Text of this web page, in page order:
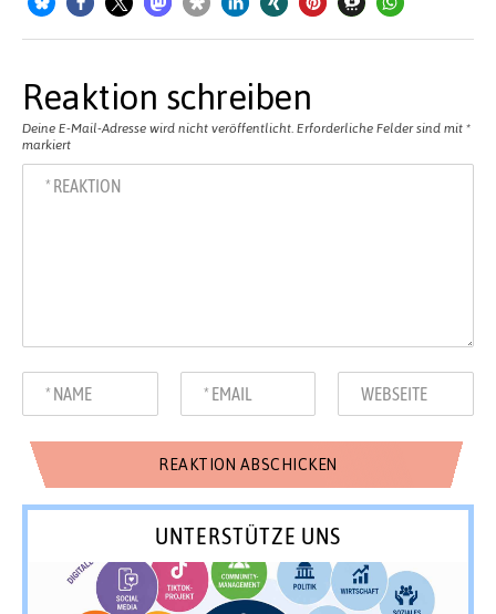
Reaktion schreiben
Deine E-Mail-Adresse wird nicht veröffentlicht. Erforderliche Felder sind mit *
markiert
UNTERSTÜTZE UNS